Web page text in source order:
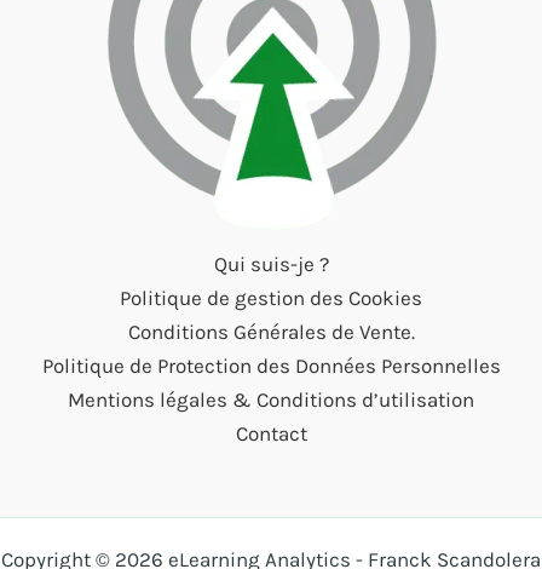
Qui suis-je ?
Politique de gestion des Cookies
Conditions Générales de Vente.
Politique de Protection des Données Personnelles
Mentions légales & Conditions d’utilisation
Contact
Copyright © 2026 eLearning Analytics - Franck Scandolera